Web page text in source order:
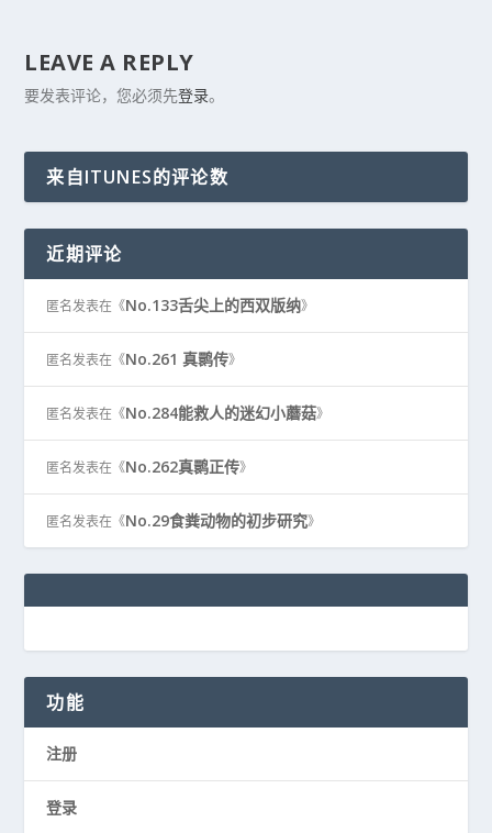
LEAVE A REPLY
要发表评论，您必须先登录。
来自ITUNES的评论数
近期评论
匿名发表在《No.133舌尖上的西双版纳》
匿名发表在《No.261 真鹮传》
匿名发表在《No.284能救人的迷幻小蘑菇》
匿名发表在《No.262真鹮正传》
匿名发表在《No.29食粪动物的初步研究》
功能
注册
登录